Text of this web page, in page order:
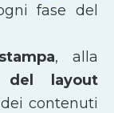
fase del
, alla
del layout
contenuti